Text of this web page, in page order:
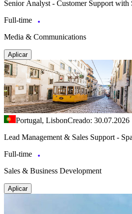
Senior Analyst - Customer Support with
Full-time
Media & Communications
Aplicar
Portugal, LisbonCreado: 30.07.2026
Lead Management & Sales Support -
Full-time
Sales & Business Development
Aplicar